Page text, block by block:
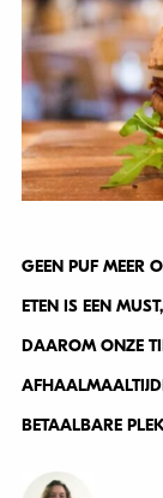
GEEN PUF MEER
ETEN IS EEN
DAAROM ONZE
BETAALBARE